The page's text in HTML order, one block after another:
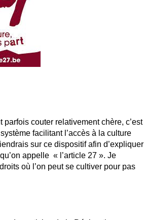
parfois couter relativement chère, c’est
facilitant l’accès à la culture
sur ce dispositif afin d’expliquer
appelle « l’article 27 ». Je
où l’on peut se cultiver pour pas